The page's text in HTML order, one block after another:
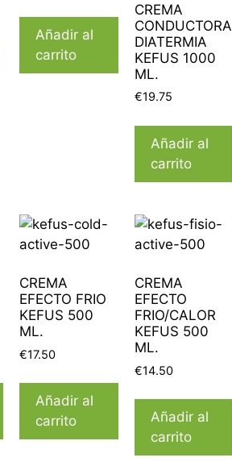
Añadir al
carrito
CREMA
CONDUCTORA
DIATERMIA
KEFUS 1000
ML.
€19.75
Añadir al
carrito
CREMA
EFECTO FRIO
KEFUS 500
ML.
€17.50
Añadir al
carrito
CREMA
EFECTO
FRIO/CALOR
KEFUS 500
ML.
€14.50
Añadir al
carrito